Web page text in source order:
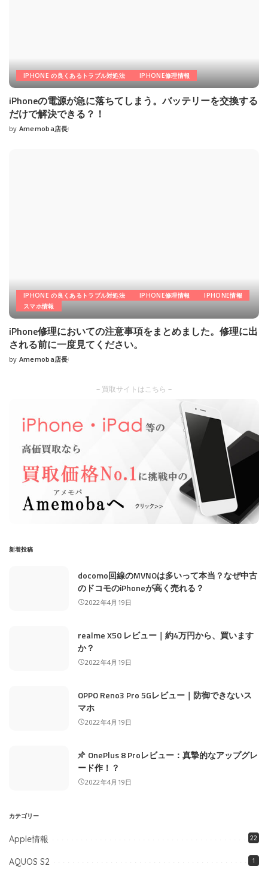
IPHONE の良くあるトラブル対処法 IPHONE修理情報
iPhoneの電源が急に落ちてしまう。バッテリーを交換する
だけで解決できる？！
Posted
by Amemoba店長
IPHONE の良くあるトラブル対処法 IPHONE修理情報
IPHONE情報
スマホ情報
iPhone修理においての注意事項をまとめました。修理に出
される前に一度見てください。
Posted
by Amemoba店長
– 買取サイトはこちら –
新着投稿
docomo回線のMVNOは多いって本当？なぜ中古
のドコモのiPhoneが高く売れる？
2022年4月19日
realme X50 レビュー｜約4万円から、買います
か？
2022年4月19日
OPPO Reno3 Pro 5Gレビュー｜防御できないス
マホ
2022年4月19日
OnePlus 8 Proレビュー：真摯的なアップグレ
ード作！？
2022年4月19日
カテゴリー
Apple情報 22
AQUOS S2 1